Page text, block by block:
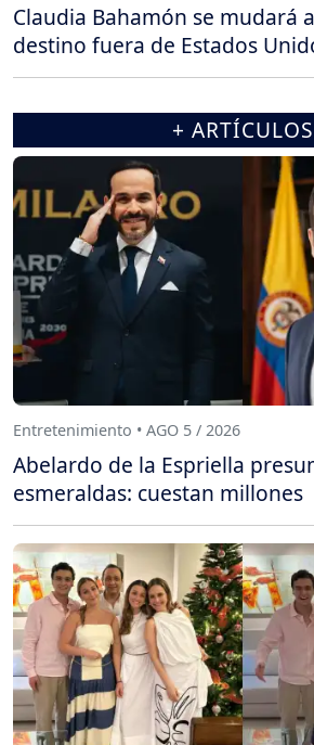
Claudia Bahamón se mudará
destino fuera de Estados
+ ARTÍCULOS
Entretenimiento • AGO 5 / 2026
Abelardo de la Espriella
esmeraldas: cuestan millones